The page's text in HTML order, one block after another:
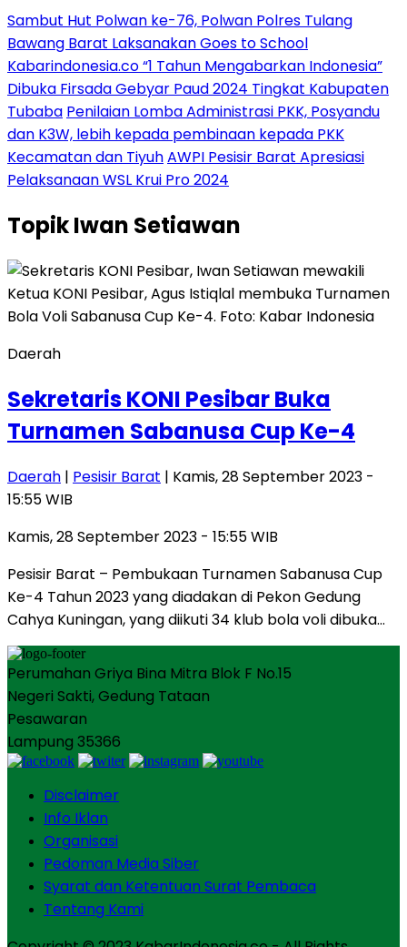
Sambut Hut Polwan ke-76, Polwan Polres Tulang
Bawang Barat Laksanakan Goes to School
Kabarindonesia.co “1 Tahun Mengabarkan Indonesia”
Dibuka Firsada Gebyar Paud 2024 Tingkat Kabupaten
Tubaba Penilaian Lomba Administrasi PKK, Posyandu
dan K3W, lebih kepada pembinaan kepada PKK
Kecamatan dan TiyuhAWPI Pesisir Barat Apresiasi
Pelaksanaan WSL Krui Pro 2024
TopikIwan Setiawan
Daerah
Sekretaris KONI Pesibar Buka
Turnamen Sabanusa Cup Ke-4
Daerah | Pesisir Barat | Kamis, 28 September 2023 -
15:55 WIB
Kamis, 28 September 2023 - 15:55 WIB
Pesisir Barat – Pembukaan Turnamen Sabanusa Cup
Ke-4 Tahun 2023 yang diadakan di Pekon Gedung
Cahya Kuningan, yang diikuti 34 klub bola voli dibuka…
Perumahan Griya Bina Mitra Blok F No.15
Negeri Sakti, Gedung Tataan
Pesawaran
Lampung 35366
Disclaimer
Info Iklan
Organisasi
Pedoman Media Siber
Syarat dan Ketentuan Surat Pembaca
Tentang Kami